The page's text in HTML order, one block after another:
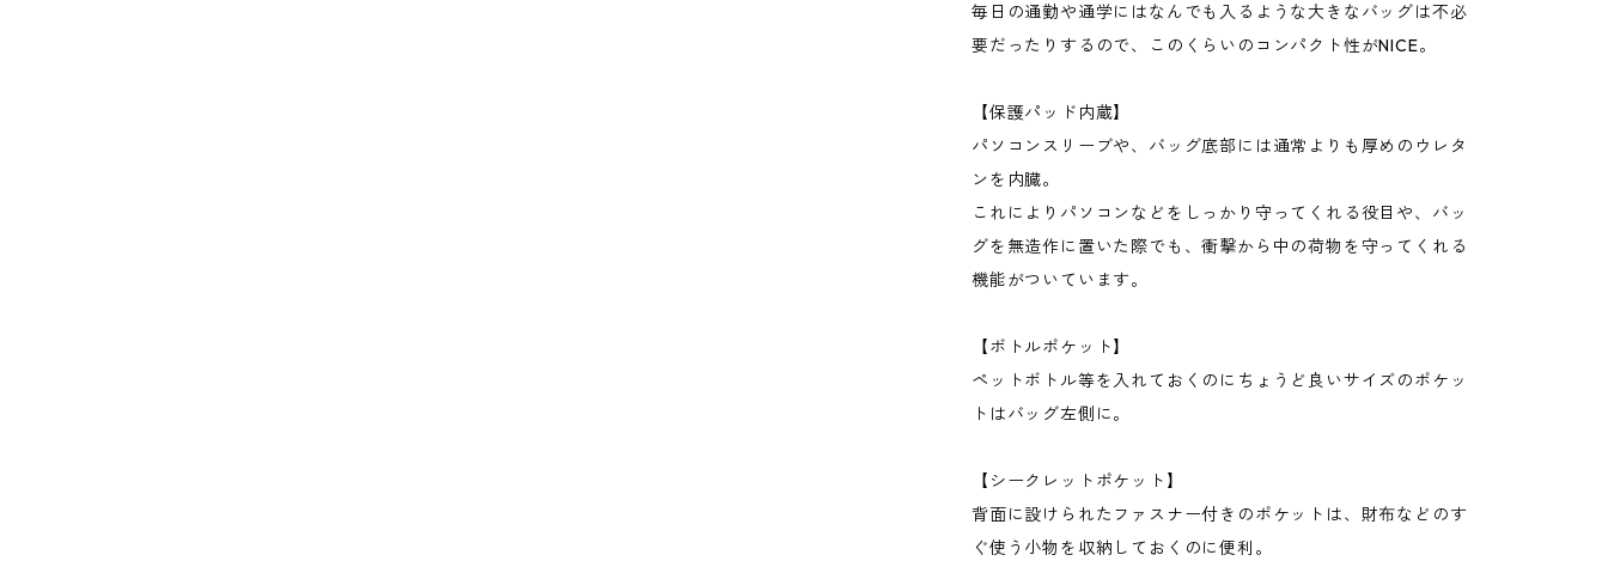
毎日の通勤や通学にはなんでも入るような大きなバッグは不必
要だったりするので、このくらいのコンパクト性がNICE。
【保護パッド内蔵】
パソコンスリーブや、バッグ底部には通常よりも厚めのウレタ
ンを内臓。
これによりパソコンなどをしっかり守ってくれる役目や、バッ
グを無造作に置いた際でも、衝撃から中の荷物を守ってくれる
機能がついています。
【ボトルポケット】
ペットボトル等を入れておくのにちょうど良いサイズのポケッ
トはバッグ左側に。
【シークレットポケット】
背面に設けられたファスナー付きのポケットは、財布などのす
ぐ使う小物を収納しておくのに便利。